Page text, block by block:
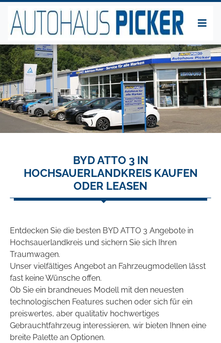
BYD ATTO 3 IN
HOCHSAUERLANDKREIS KAUFEN
ODER LEASEN
Entdecken Sie die besten BYD ATTO 3 Angebote in
Hochsauerlandkreis und sichern Sie sich Ihren
Traumwagen.
Unser vielfältiges Angebot an Fahrzeugmodellen lässt
fast keine Wünsche offen.
Ob Sie ein brandneues Modell mit den neuesten
technologischen Features suchen oder sich für ein
preiswertes, aber qualitativ hochwertiges
Gebrauchtfahrzeug interessieren, wir bieten Ihnen eine
breite Palette an Optionen.